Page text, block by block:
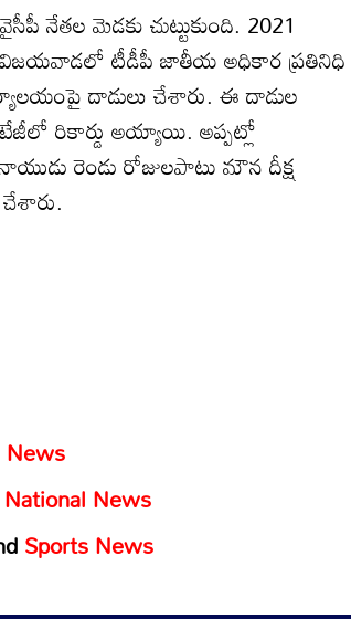
నేతల మెడకు చుట్టుకుంది. 2021
విజయవాడలో టీడీపీ జాతీయ అధికార ప్రతినిధి
దాడులు చేశారు. ఈ దాడుల
రికార్డు అయ్యాయి. అప్పట్లో
రెండు రోజులపాటు మౌన దీక్ష
National News
Sports News